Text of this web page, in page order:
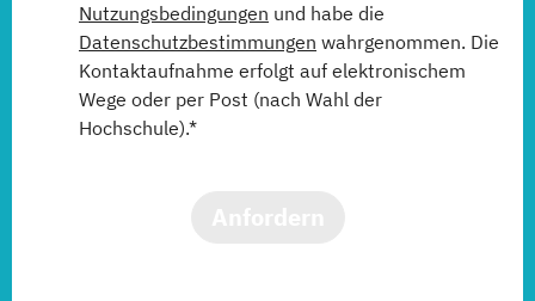
Nutzungsbedingungen und habe die
Datenschutzbestimmungen wahrgenommen. Die
Kontaktaufnahme erfolgt auf elektronischem
Wege oder per Post (nach Wahl der
Hochschule).*